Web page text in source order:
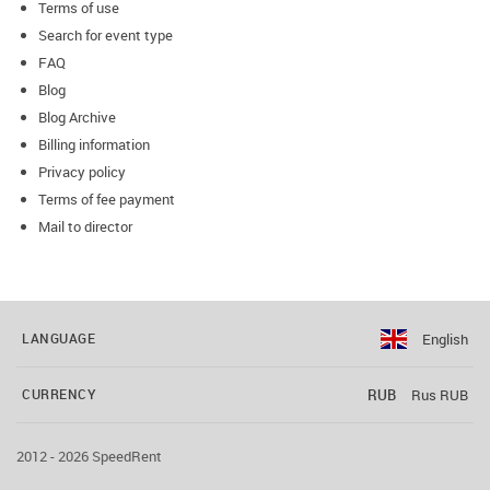
Terms of use
Search for event type
FAQ
Blog
Blog Archive
Billing information
Privacy policy
Terms of fee payment
Mail to director
LANGUAGE English
CURRENCY RUB Rus RUB
2012 - 2026 SpeedRent